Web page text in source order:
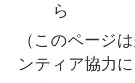
ら
（このページ
ンティア協力